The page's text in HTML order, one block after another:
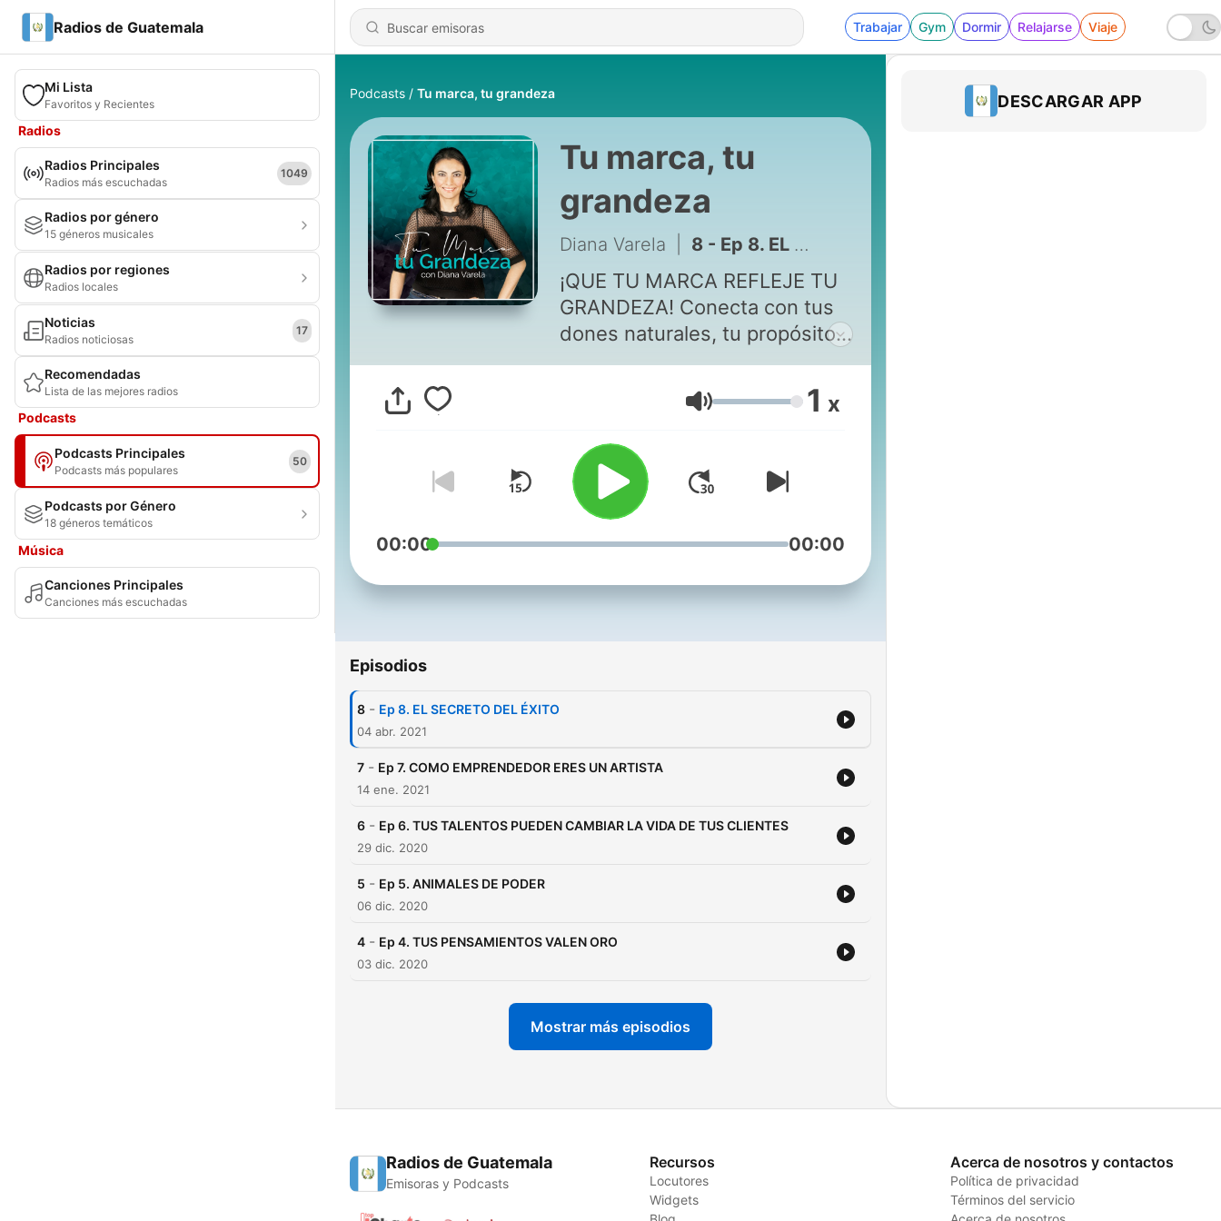
Radios de Guatemala Trabajar Gym Dormir Relajarse Viaje
Mi Lista
Favoritos y Recientes
Radios
Radios Principales
Radios más escuchadas
1049
Radios por género
15 géneros musicales
Radios por regiones
Radios locales
Noticias
Radios noticiosas
17
Recomendadas
Lista de las mejores radios
Podcasts
Podcasts Principales
Podcasts más populares
50
Podcasts por Género
18 géneros temáticos
Música
Canciones Principales
Canciones más escuchadas
Podcasts Tu marca, tu grandeza
Tu marca, tu
grandeza
Diana Varela 8 - Ep 8. EL SECRETO DEL ÉXITO
¡QUE TU MARCA REFLEJE TU
GRANDEZA! Conecta con tus
dones naturales, tu propósito y
hazlos visibles en una
estrategia para multiplicar tu
acompañarte en este viaje
maravilloso de subidas y
bajadas al emprender tu
negocio. Los audios están
diseñados para mostrarte
tu emprendimiento y de la vida
integrales. Contienen
Puedes escuchar los episodios
ponerlos al azar.
Volumen 1 x
00:00 00:00
Episodios
8 - Ep 8. EL SECRETO DEL ÉXITO
04 abr. 2021
7 - Ep 7. COMO EMPRENDEDOR ERES UN ARTISTA
14 ene. 2021
6 - Ep 6. TUS TALENTOS PUEDEN CAMBIAR LA VIDA DE TUS CLIENTES
29 dic. 2020
5 - Ep 5. ANIMALES DE PODER
06 dic. 2020
4 - Ep 4. TUS PENSAMIENTOS VALEN ORO
03 dic. 2020
Mostrar más episodios
DESCARGAR APP
Radios de Guatemala
Emisoras y Podcasts
Recursos
Locutores
Widgets
Acerca de nosotros y contactos
Política de privacidad
Términos del servicio